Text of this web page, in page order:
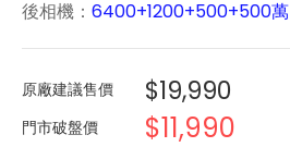
後相機： 6400+1200+500+500萬
原廠建議售價 $19,990
門市破盤價 $11,990